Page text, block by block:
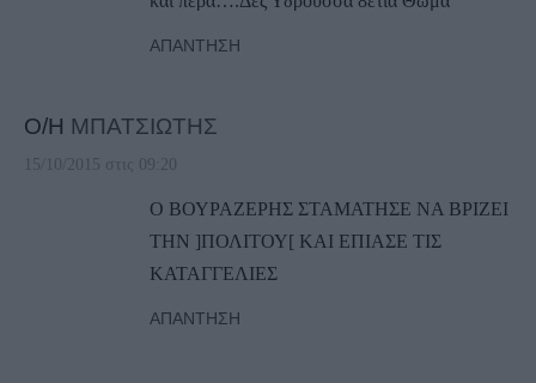
ΑΠΆΝΤΗΣΗ
Ο/Η ΜΠΑΤΣΙΩΤΗΣ
15/10/2015 στις 09:20
Ο ΒΟΥΡΑΖΕΡΗΣ ΣΤΑΜΑΤΗΣΕ ΝΑ ΒΡΙΖΕΙ
ΤΗΝ ]ΠΟΛΙΤΟΥ[ ΚΑΙ ΕΠΙΑΣΕ ΤΙΣ
ΚΑΤΑΓΓΕΛΙΕΣ
ΑΠΆΝΤΗΣΗ